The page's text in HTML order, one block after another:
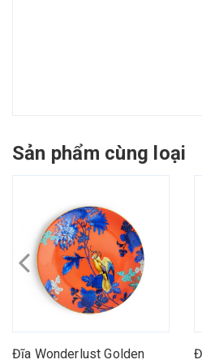
Sản phẩm cùng loại
Đĩa Wonderlust Golden